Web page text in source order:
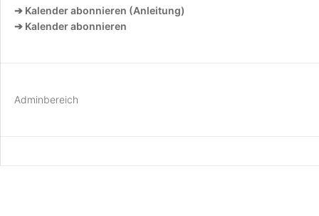
➔ Kalender abonnieren (Anleitung)
➔ Kalender abonnieren
Adminbereich